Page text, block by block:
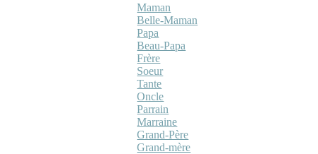
Maman
Belle-Maman
Papa
Beau-Papa
Frère
Soeur
Tante
Oncle
Parrain
Marraine
Grand-Père
Grand-mère